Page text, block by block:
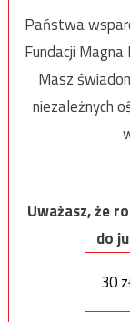
Państwa
Fundacji Magna
Masz
niezależnych
Uważasz, że
do
30